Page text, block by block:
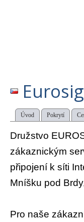
Úvod Pokrytí
Družstvo
zákaznickým
připojení k síti
Mníšku pod
Pro naše